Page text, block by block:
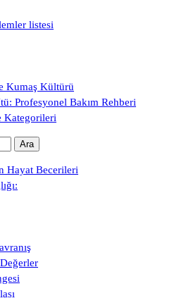
listesi
Kumaş Kültürü
Profesyonel Bakım Rehberi
Kategorileri
Hayat Becerileri